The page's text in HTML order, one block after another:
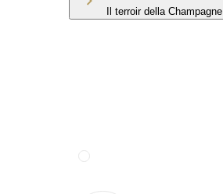
Il terroir della Champagne